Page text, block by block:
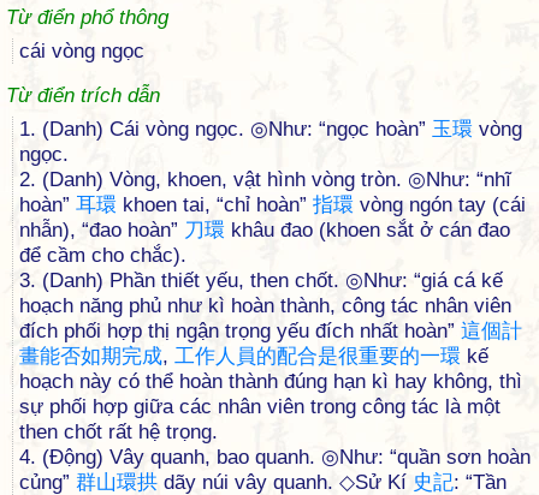
Từ điển phổ thông
cái vòng ngọc
Từ điển trích dẫn
1. (Danh) Cái vòng ngọc. ◎Như: “ngọc hoàn” 玉環 vòng
ngọc.
2. (Danh) Vòng, khoen, vật hình vòng tròn. ◎Như: “nhĩ
hoàn” 耳環 khoen tai, “chỉ hoàn” 指環 vòng ngón tay (cái
nhẫn), “đao hoàn” 刀環 khâu đao (khoen sắt ở cán đao
để cầm cho chắc).
3. (Danh) Phần thiết yếu, then chốt. ◎Như: “giá cá kế
hoạch năng phủ như kì hoàn thành, công tác nhân viên
đích phối hợp thị ngận trọng yếu đích nhất hoàn” 這個計
畫能否如期完成, 工作人 員的配合是很重要的一環 kế
hoạch này có thể hoàn thành đúng hạn kì hay không, thì
sự phối hợp giữa các nhân viên trong công tác là một
then chốt rất hệ trọng.
4. (Động) Vây quanh, bao quanh. ◎Như: “quần sơn hoàn
củng” 群山環拱 dãy núi vây quanh. ◇Sử Kí 史記: “Tần